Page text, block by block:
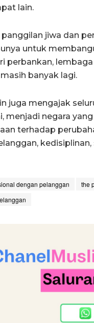
lain.
panggilan jiwa dan
untuk
perbankan,
banyak lagi.
juga mengajak
menjadi negara
terhadap
dengan pelanggan
the